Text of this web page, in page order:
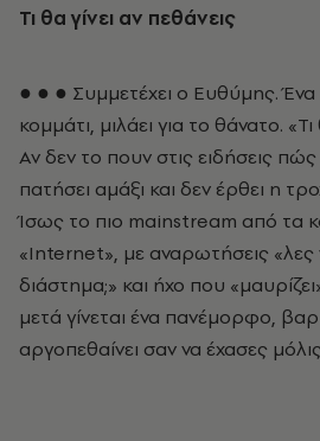
Τι θα γίνει αν πεθάνεις
● ● ● Συμμετέχει ο Ευθύμης.
κομμάτι, μιλάει για το θάνατο. «Τι
Αν δεν το πουν στις ειδήσεις
πατήσει αμάξι και δεν έρθει η
Ίσως το πιο mainstream από τα
«Internet», με αναρωτήσεις
διάστημα;» και ήχο που
μετά γίνεται ένα πανέμορφο,
αργοπεθαίνει σαν να έχασες